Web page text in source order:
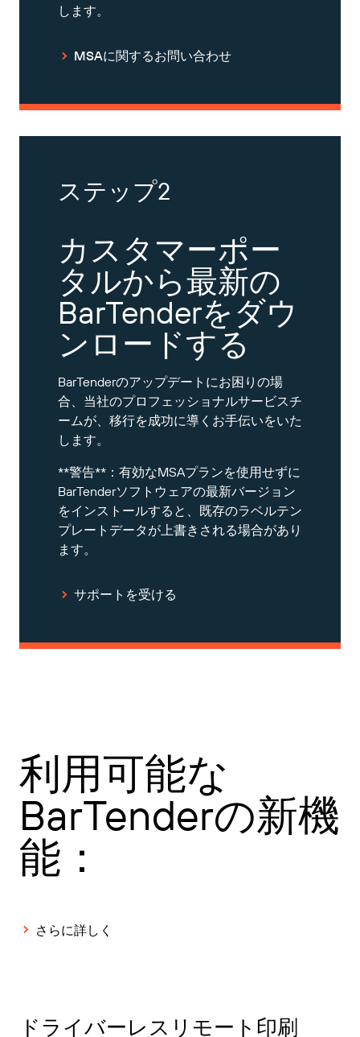
します。
MSAに関するお問い合わせ
ステップ2
カスタマーポー
タルから最新の
BarTenderをダウ
ンロードする
BarTenderのアップデートにお困りの場
合、当社のプロフェッショナルサービスチ
ームが、移行を成功に導くお手伝いをいた
します。
**警告**：有効なMSAプランを使用せずに
BarTenderソフトウェアの最新バージョン
をインストールすると、既存のラベルテン
プレートデータが上書きされる場合があり
ます。
サポートを受ける
利用可能な
BarTenderの新機
能：
さらに詳しく
ドライバーレスリモート印刷